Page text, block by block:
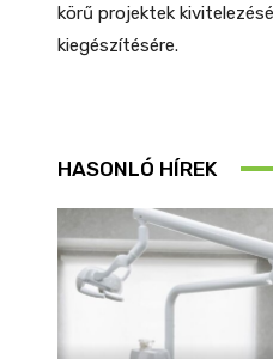
körű projektek
kiegészítésére.
HASONLÓ HÍREK